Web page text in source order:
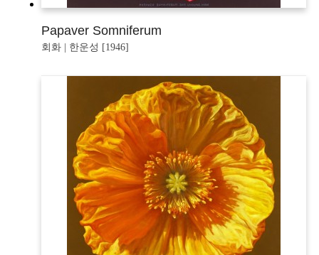
Papaver Somniferum
회화 | 한운성 [1946]